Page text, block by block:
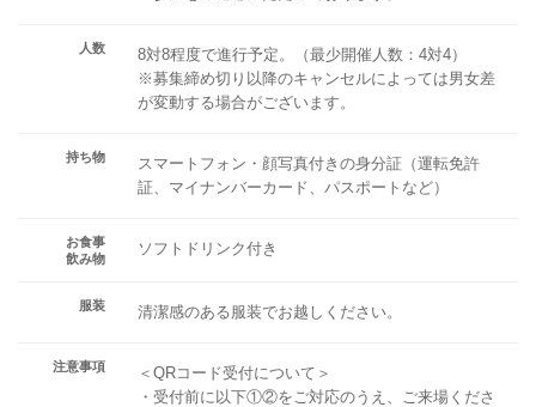
人数
8対8程度で進行予定。（最少開催人数：4対4）
※募集締め切り以降のキャンセルによっては男女差
が変動する場合がございます。
持ち物
スマートフォン・顔写真付きの身分証（運転免許
証、マイナンバーカード、パスポートなど）
お食事
飲み物
ソフトドリンク付き
服装 清潔感のある服装でお越しください。
注意事項
＜QRコード受付について＞
・受付前に以下①②をご対応のうえ、ご来場くださ